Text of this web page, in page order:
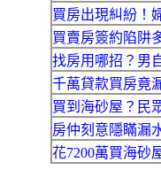
買房出現糾紛！
買賣房簽約陷阱
找房用哪招？男
千萬貸款買房竟
買到海砂屋？民
房仲刻意隱瞞漏
花7200萬買海